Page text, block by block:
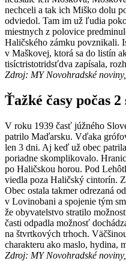
nechceli a tak ich Miško dolu
odviedol. Tam im už ľudia
miestnych z polovice
Haličského zámku povznikali.
v Maškovej, ktorá sa do listín
tisíctristotridsťdva zapísala,
Zdroj: MY Novohradské
Ťažké časy počas
V roku 1939 časť júžného
patrilo Maďarsku. Vďaka
len 3 dni. Aj keď už obec
poriadne skomplikovalo.
po Haličskou horou. Pod
viedla poza Haličský cintorín.
Obec ostala takmer odrezaná
v Lovinobani a spojenie tým
že obyvatelstvo stratilo
časti odpadla možnosť
na štvrtkových trhoch.
charakteru ako maslo, hydina,
Zdroj: MY Novohradské